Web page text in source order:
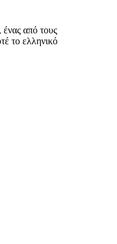
από τους
το ελληνικό